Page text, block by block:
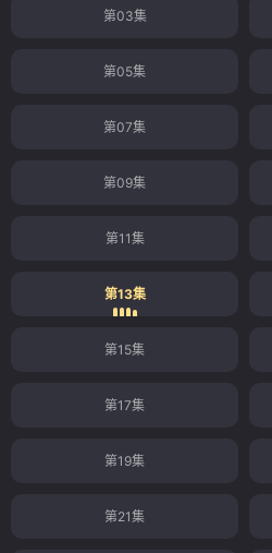
第03集
第05集
第07集
第09集
第11集
第13集
第15集
第17集
第19集
第21集